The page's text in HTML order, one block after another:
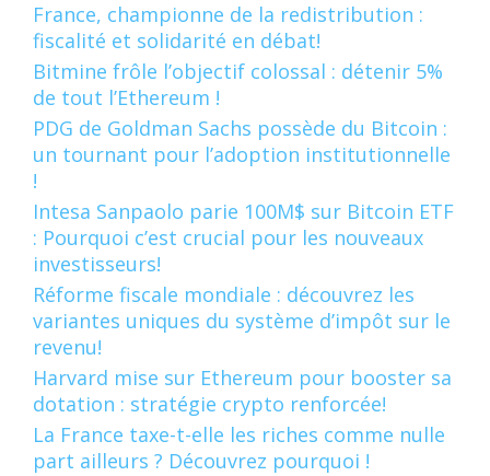
France, championne de la redistribution :
fiscalité et solidarité en débat!
Bitmine frôle l’objectif colossal : détenir 5%
de tout l’Ethereum !
PDG de Goldman Sachs possède du Bitcoin :
un tournant pour l’adoption institutionnelle
!
Intesa Sanpaolo parie 100M$ sur Bitcoin ETF
: Pourquoi c’est crucial pour les nouveaux
investisseurs!
Réforme fiscale mondiale : découvrez les
variantes uniques du système d’impôt sur le
revenu!
Harvard mise sur Ethereum pour booster sa
dotation : stratégie crypto renforcée!
La France taxe-t-elle les riches comme nulle
part ailleurs ? Découvrez pourquoi !